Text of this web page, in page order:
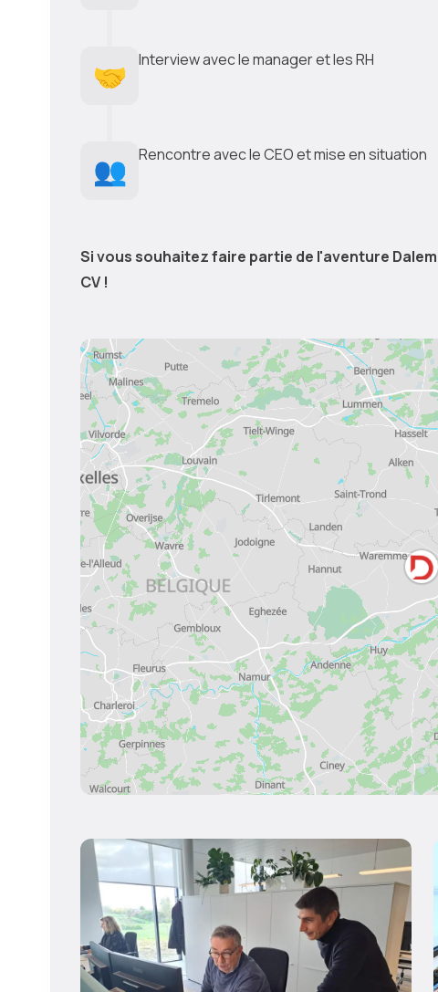
🤝 Interview avec le manager et les RH
👥 Rencontre avec le CEO et mise en situation
Si vous souhaitez faire partie de l'aventure
CV !